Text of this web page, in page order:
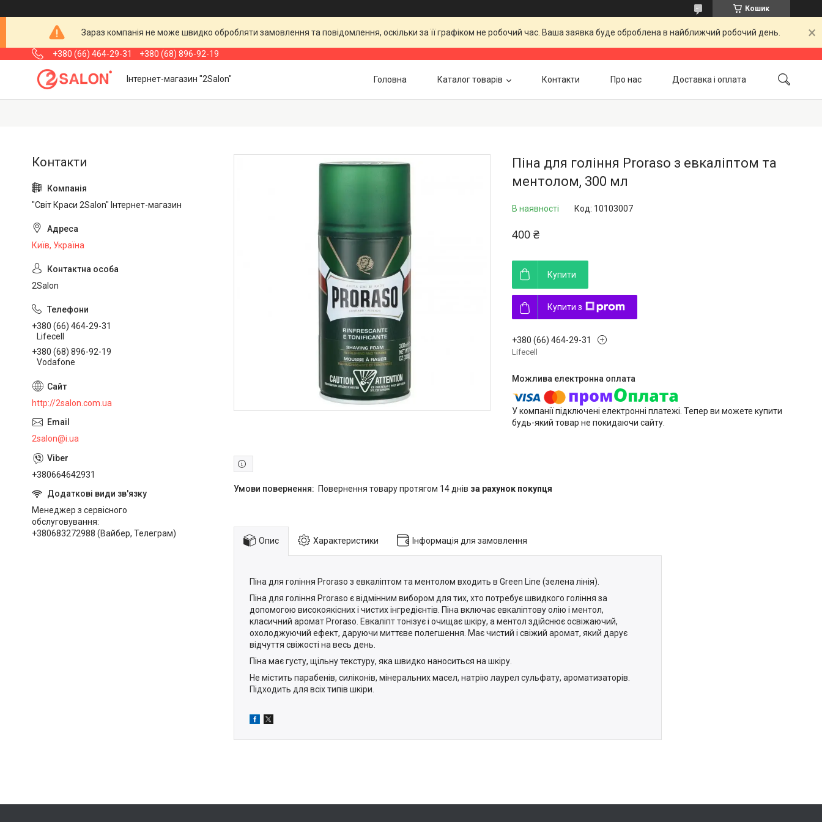
Кошик
Зараз компанія не може швидко обробляти замовлення та повідомлення, оскільки за її графіком не робочий час. Ваша заявка буде оброблена в найближчий робочий день.
+380 (66) 464-29-31 +380 (68) 896-92-19
Інтернет-магазин "2Salon" Головна Каталог товарів Контакти Про нас Доставка і оплата
Піна для гоління Proraso з евкаліптом та
ментолом, 300 мл
В наявності Код: 10103007
400 ₴
Купити
Купити з
+380 (66) 464-29-31
Lifecell
У компанії підключені електронні платежі. Тепер ви можете купити
будь-який товар не покидаючи сайту.
повернення товару протягом 14 днів за рахунок покупця
Опис Характеристики Інформація для замовлення
Піна для гоління Proraso з евкаліптом та ментолом входить в Green Line (зелена лінія).
Піна для гоління Proraso є відмінним вибором для тих, хто потребує швидкого гоління за
допомогою високоякісних і чистих інгредієнтів. Піна включає евкаліптову олію і ментол,
класичний аромат Proraso. Евкаліпт тонізує і очищає шкіру, а ментол здійснює освіжаючий,
охолоджуючий ефект, даруючи миттєве полегшення. Має чистий і свіжий аромат, який дарує
відчуття свіжості на весь день.
Піна має густу, щільну текстуру, яка швидко наноситься на шкіру.
Не містить парабенів, силіконів, мінеральних масел, натрію лаурел сульфату, ароматизаторів.
Підходить для всіх типів шкіри.
"Світ Краси 2Salon" Інтернет-магазин
Київ, Україна
2Salon
+380 (66) 464-29-31
Lifecell
+380 (68) 896-92-19
Vodafone
http://2salon.com.ua
2salon@i.ua
+380664642931
Менеджер з сервісного
обслуговування
+380683272988 (Вайбер, Телеграм)